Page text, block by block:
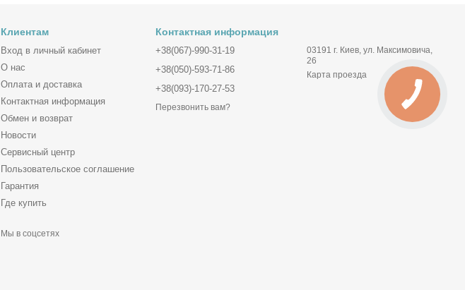
Клиентам
Вход в личный кабинет
О нас
Оплата и доставка
Контактная информация
Обмен и возврат
Новости
Сервисный центр
Пользовательское соглашение
Гарантия
Где купить
Мы в соцсетях
Контактная информация
+38(067)-990-31-19
+38(050)-593-71-86
+38(093)-170-27-53
Перезвонить вам?
03191 г. Киев, ул. Максимовича,
26
Карта проезда